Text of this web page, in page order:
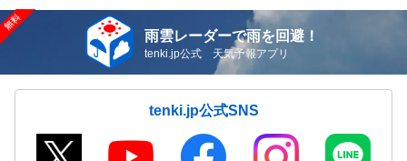
雨雲レーダーで雨を回避！
tenki.jp公式 天気予報アプリ
tenki.jp公式SNS